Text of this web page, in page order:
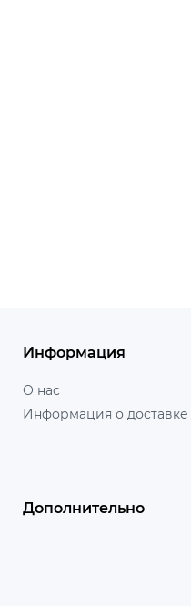
Информация
О нас
Информация о доставке
Дополнительно